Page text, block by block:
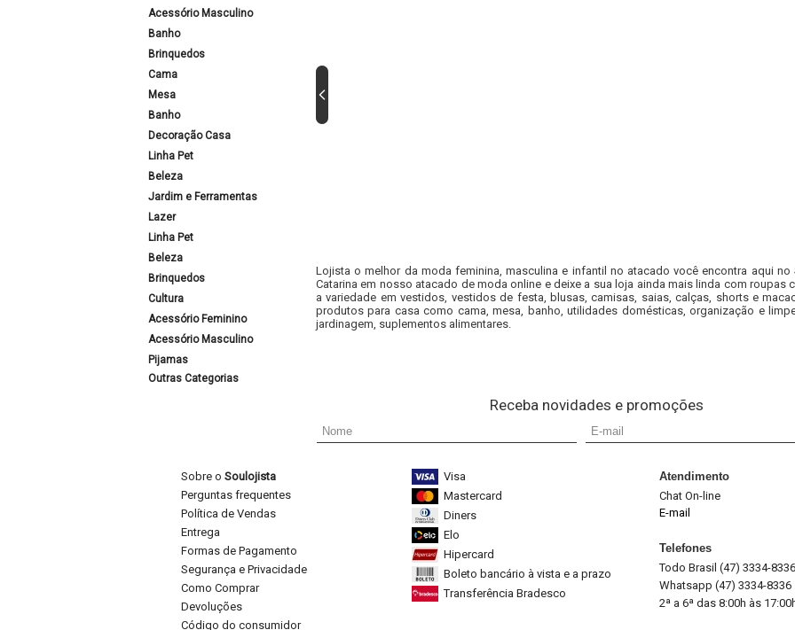
Acessório Masculino
Banho
Brinquedos
Cama
Mesa
Banho
Decoração Casa
Linha Pet
Beleza
Jardim e Ferramentas
Lazer
Linha Pet
Beleza
Brinquedos
Cultura
Acessório Feminino
Acessório Masculino
Pijamas
Outras Categorias
Lojista o melhor da moda feminina, masculina e infantil no atacado você encontra aqui no
Catarina em nosso atacado de moda online e deixe a sua loja ainda mais linda com roupas
a variedade em vestidos, vestidos de festa, blusas, camisas, saias, calças, shorts e
produtos para casa como cama, mesa, banho, utilidades domésticas, organização e
jardinagem, suplementos alimentares.
Receba novidades e promoções
Sobre o Soulojista
Perguntas frequentes
Política de Vendas
Entrega
Formas de Pagamento
Segurança e Privacidade
Como Comprar
Devoluções
Código do consumidor
Visa
Mastercard
Diners
Elo
Hipercard
Boleto bancário à vista e a prazo
Transferência Bradesco
Atendimento
Chat On-line
E-mail
Telefones
Todo Brasil (47) 3334-8336
Whatsapp (47) 3334-8336
2ª a 6ª das 8:00h às